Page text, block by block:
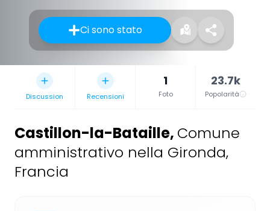
Ci sono stato
Discussion Recensioni
1
Foto
23.7k
Popolarità
Castillon-la-Bataille, Comune
amministrativo nella Gironda,
Francia